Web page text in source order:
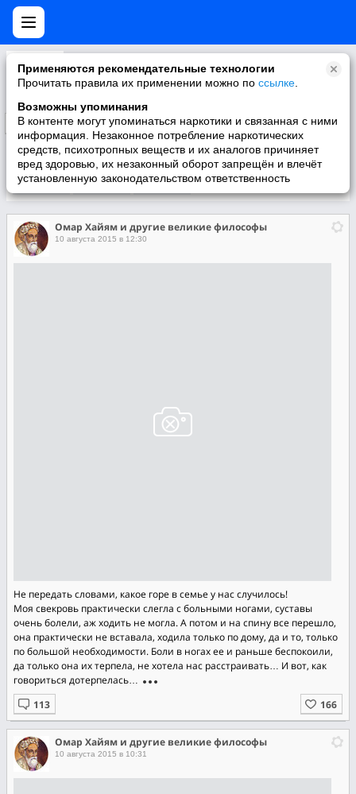
Применяются рекомендательные технологии
Прочитать правила их применении можно по ссылке
Возможны упоминания
В контенте могут упоминаться наркотики и связанная с ними
информация. Незаконное потребление наркотических
средств, психотропных веществ и их аналогов причиняет
вред здоровью, их незаконный оборот запрещён и влечёт
установленную законодательством ответственность
Подписаться
Участники О группе
Омар Хайям и другие великие философы
10 августа 2015 в 12:30
Не передать словами, какое горе в семье у нас случилось!
Моя свекровь практически слегла с больными ногами, суставы
очень болели, аж ходить не могла. А потом и на спину все перешло,
она практически не вставала, ходила только по дому, да и то, только
по большой необходимости. Боли в ногах ее и раньше беспокоили,
да только она их терпела, не хотела нас расстраивать… И вот, как
говориться дотерпелась…
Омар Хайям и другие великие философы
10 августа 2015 в 10:31